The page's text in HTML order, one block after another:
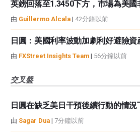
英鎊回落至1.3450下方，市場為美
由 Guillermo Alcala | 42分鐘以前
日圓：美國利率波動加劇利好避險
由 FXStreet Insights Team | 56分鐘以前
交叉盤
日圓在缺乏美日干預後續行動的情
由 Sagar Dua | 7分鐘以前